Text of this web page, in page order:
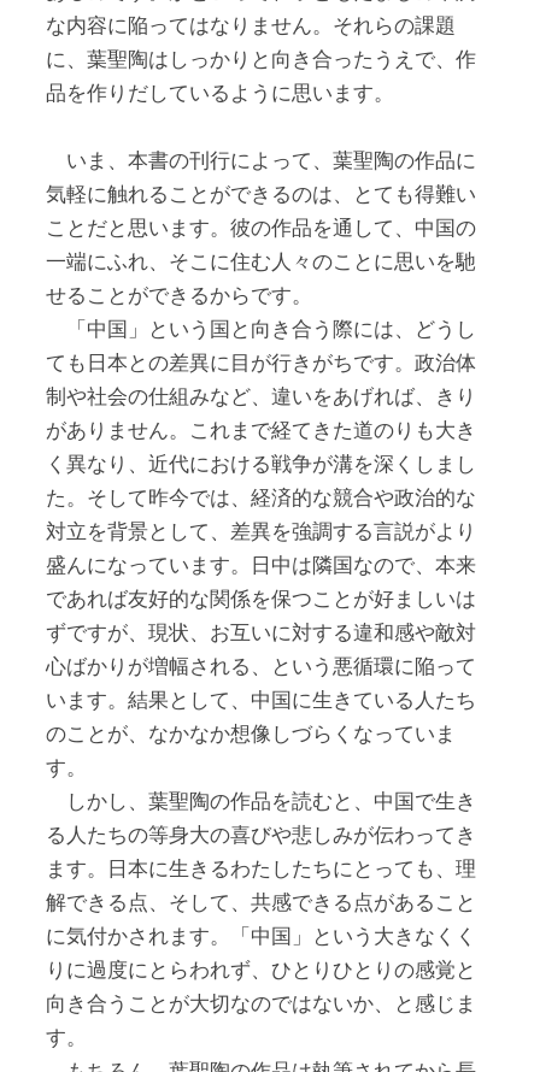
な内容に陥ってはなりません。それらの課題
に、葉聖陶はしっかりと向き合ったうえで、作
品を作りだしているように思います。
いま、本書の刊行によって、葉聖陶の作品に
気軽に触れることができるのは、とても得難い
ことだと思います。彼の作品を通して、中国の
一端にふれ、そこに住む人々のことに思いを馳
せることができるからです。
「中国」という国と向き合う際には、どうし
ても日本との差異に目が行きがちです。政治体
制や社会の仕組みなど、違いをあげれば、きり
がありません。これまで経てきた道のりも大き
く異なり、近代における戦争が溝を深くしまし
た。そして昨今では、経済的な競合や政治的な
対立を背景として、差異を強調する言説がより
盛んになっています。日中は隣国なので、本来
であれば友好的な関係を保つことが好ましいは
ずですが、現状、お互いに対する違和感や敵対
心ばかりが増幅される、という悪循環に陥って
います。結果として、中国に生きている人たち
のことが、なかなか想像しづらくなっていま
す。
しかし、葉聖陶の作品を読むと、中国で生き
る人たちの等身大の喜びや悲しみが伝わってき
ます。日本に生きるわたしたちにとっても、理
解できる点、そして、共感できる点があること
に気付かされます。「中国」という大きなくく
りに過度にとらわれず、ひとりひとりの感覚と
向き合うことが大切なのではないか、と感じま
す。